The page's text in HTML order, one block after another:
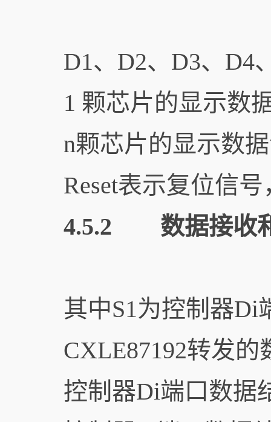
D1、D2、D3、
1 颗芯片的显示数
n颗芯片的显示数
Reset表示复位信
4.5.2 数据接收
其中S1为控制器Di
CXLE87192转发的
控制器Di端口数